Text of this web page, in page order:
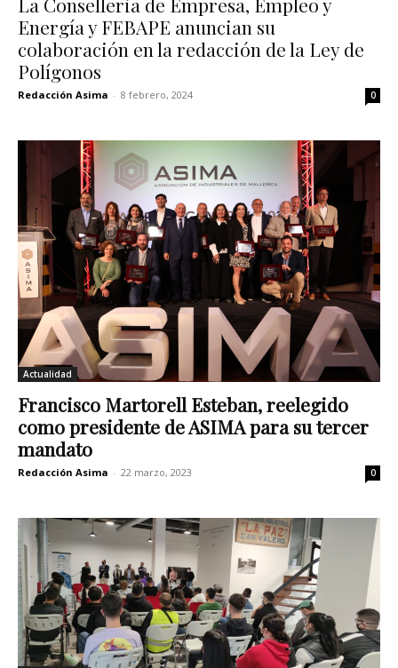
Energía y FEBAPE anuncian su
colaboración en la redacción de la Ley de
Polígonos
Redacción Asima - 8 febrero, 2024 0
Actualidad
Francisco Martorell Esteban, reelegido
como presidente de ASIMA para su tercer
mandato
Redacción Asima - 22 marzo, 2023 0